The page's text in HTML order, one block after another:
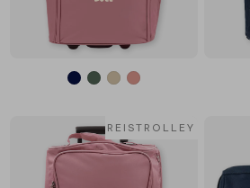
REISTROLLEY